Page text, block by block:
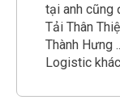
tại anh cũng
Tải Thân
Thành Hưng
Logistic